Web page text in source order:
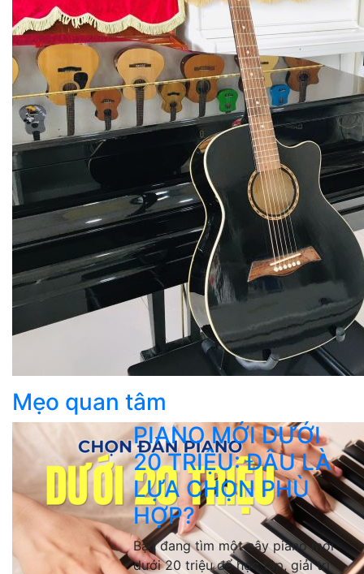
Mẹo quan tâm
PIANO MỚI DƯỚI
20 TRIỆU: ĐÂU LÀ
LỰA CHỌN PHÙ
HỢP?
Bạn đang tìm một cây piano mới
dưới 20 triệu để học tập, giải trí